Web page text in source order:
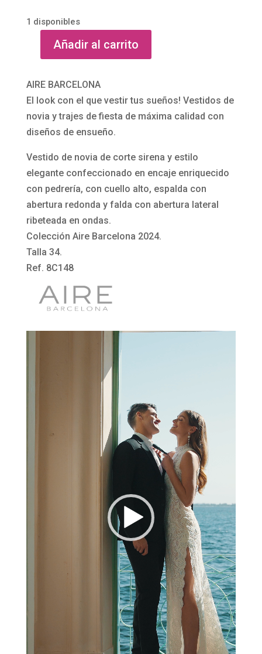
1 disponibles
Vestido
novia
de
corte
sirena
Syvain
de
Aire
Barcelona
cantidad
Añadir al carrito
AIRE BARCELONA
El look con el que vestir tus sueños! Vestidos de
novia y trajes de fiesta de máxima calidad con
diseños de ensueño.
Vestido de novia de corte sirena y estilo
elegante confeccionado en encaje enriquecido
con pedrería, con cuello alto, espalda con
abertura redonda y falda con abertura lateral
ribeteada en ondas.
Colección Aire Barcelona 2024.
Talla 34.
Ref. 8C148